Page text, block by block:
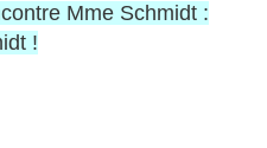
Mme Schmidt :
!